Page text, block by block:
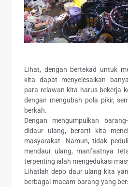
Lihat, dengan bertekad untuk
kita dapat menyelesaikan
para relawan kita harus bekerja
dengan mengubah pola pikir,
berkah.
Dengan mengumpulkan
didaur ulang, berarti kita
masyarakat. Namun, tidak
mendaur ulang, manfaatnya
terpenting ialah mengedukasi
Lihatlah depo daur ulang kita
berbagai macam barang yang